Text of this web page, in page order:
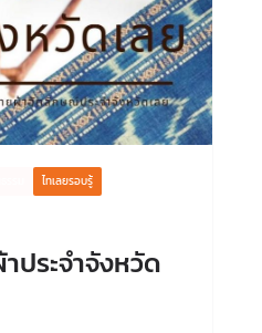
ไทเลยรอบรู้
ระจำจังหวัด